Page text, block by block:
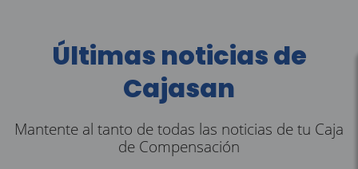
Últimas noticias de
Cajasan
Mantente al tanto de todas las noticias de tu Caja
de Compensación